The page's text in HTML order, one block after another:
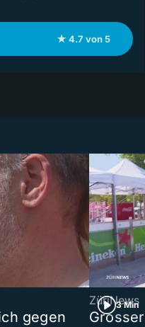
★ 4.7 von 5
gegen
3 Min
ZüriNews